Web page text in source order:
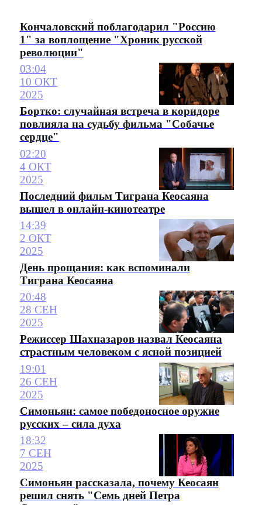
Кончаловский поблагодарил "Россию
1" за воплощение "Хроник русской
революции"
03:04
10 ОКТ
2025
Бортко: случайная встреча в коридоре
повлияла на судьбу фильма "Собачье
сердце"
02:20
4 ОКТ
2025
Последний фильм Тиграна Кеосаяна
вышел в онлайн-кинотеатре
14:39
2 ОКТ
2025
День прощания: как вспоминали
Тиграна Кеосаяна
20:48
28 СЕН
2025
Режиссер Шахназаров назвал Кеосаяна
страстным человеком с ясной позицией
19:01
26 СЕН
2025
Симоньян: самое победоносное оружие
русских – сила духа
18:32
7 СЕН
2025
Симоньян рассказала, почему Кеосаян
решил снять "Семь дней Петра